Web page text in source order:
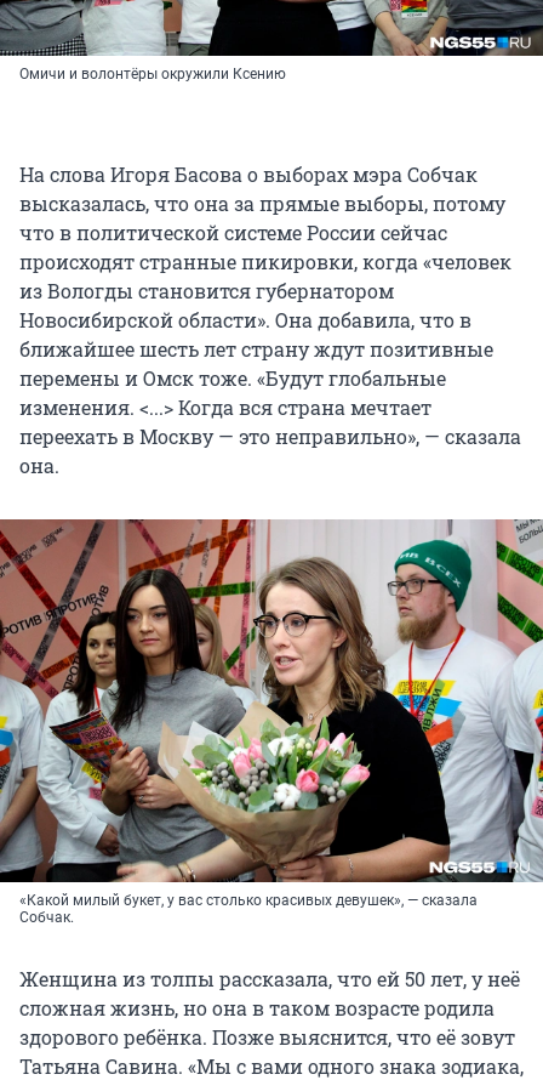
Омичи и волонтёры окружили Ксению
На слова Игоря Басова о выборах мэра Собчак
высказалась, что она за прямые выборы, потому
что в политической системе России сейчас
происходят странные пикировки, когда «человек
из Вологды становится губернатором
Новосибирской области». Она добавила, что в
ближайшее шесть лет страну ждут позитивные
перемены и Омск тоже. «Будут глобальные
изменения. <...> Когда вся страна мечтает
переехать в Москву — это неправильно», — сказала
она.
«Какой милый букет, у вас столько красивых девушек», — сказала
Собчак.
Женщина из толпы рассказала, что ей 50 лет, у неё
сложная жизнь, но она в таком возрасте родила
здорового ребёнка. Позже выяснится, что её зовут
Татьяна Савина. «Мы с вами одного знака зодиака,